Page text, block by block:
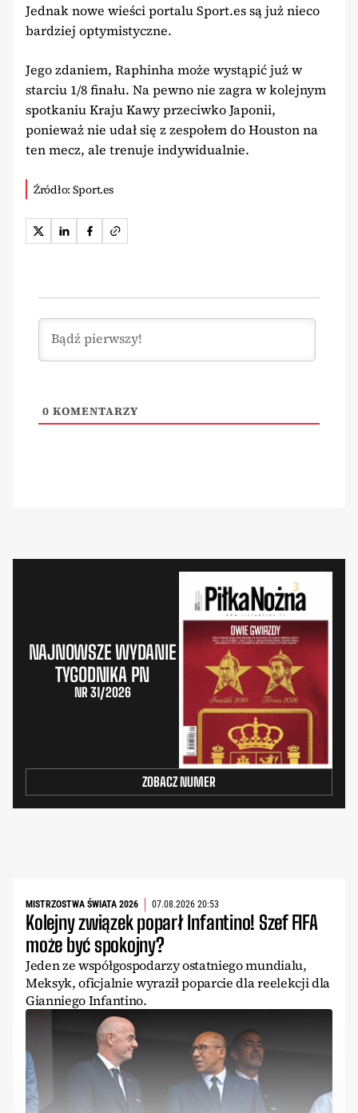
Jednak nowe wieści portalu Sport.es są już nieco
bardziej optymistyczne.
Jego zdaniem, Raphinha może wystąpić już w
starciu 1/8 finału. Na pewno nie zagra w kolejnym
spotkaniu Kraju Kawy przeciwko Japonii,
ponieważ nie udał się z zespołem do Houston na
ten mecz, ale trenuje indywidualnie.
Źródło: Sport.es
0 KOMENTARZY
NAJNOWSZE WYDANIE
TYGODNIKA PN
NR 31/2026
ZOBACZ NUMER
MISTRZOSTWA ŚWIATA 2026 07.08.2026 20:53
Kolejny związek poparł Infantino! Szef FIFA
może być spokojny?
Jeden ze współgospodarzy ostatniego mundialu,
Meksyk, oficjalnie wyraził poparcie dla reelekcji dla
Gianniego Infantino.